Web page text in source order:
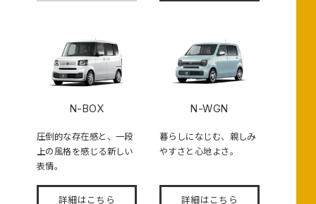
N-BOX
圧倒的な存在感と、一段
上の風格を感じる新しい
表情。
詳細はこちら
N-WGN
暮らしになじむ、親しみ
やすさと心地よさ。
詳細はこちら